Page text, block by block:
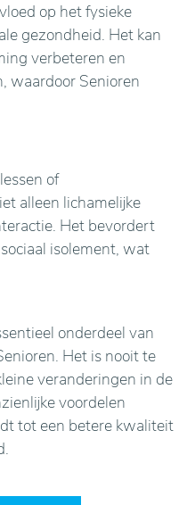
op het fysieke
gezondheid. Het kan
verbeteren en
waardoor Senioren
of
alleen lichamelijke
Het bevordert
isolement, wat
onderdeel van
Het is nooit te
veranderingen in de
voordelen
tot een betere kwaliteit